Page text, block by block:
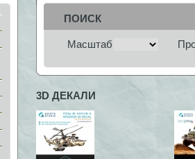
ПОИСК
Масштаб
3D ДЕКАЛИ